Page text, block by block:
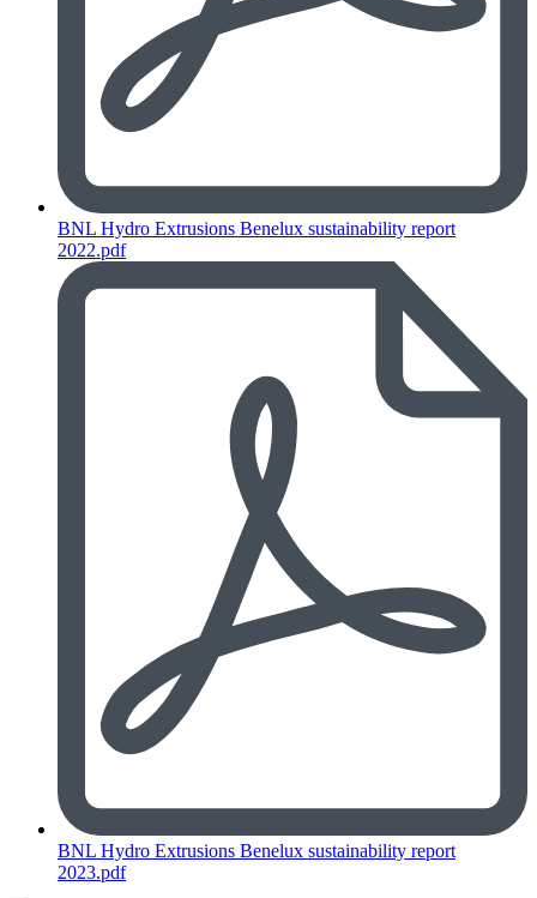
BNL Hydro Extrusions Benelux sustainability report
2022.pdf
BNL Hydro Extrusions Benelux sustainability report
2023.pdf